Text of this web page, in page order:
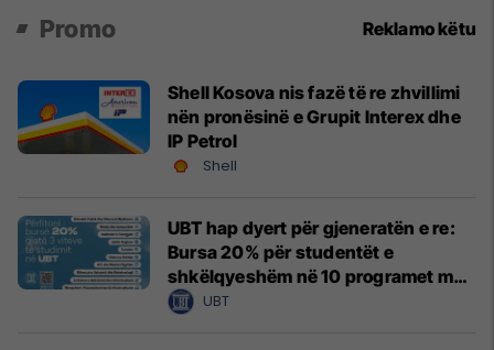
Promo Reklamo këtu
Shell Kosova nis fazë të re zhvillimi
nën pronësinë e Grupit Interex dhe
IP Petrol
Shell
UBT hap dyert për gjeneratën e re:
Bursa 20% për studentët e
shkëlqyeshëm në 10 programet më
të kërkuara
UBT